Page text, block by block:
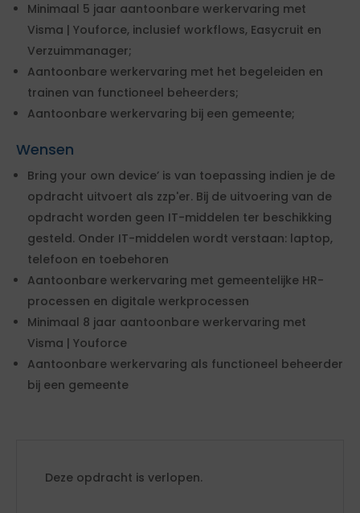
Minimaal 5 jaar aantoonbare werkervaring met
Visma | Youforce, inclusief workflows, Easycruit en
Verzuimmanager;
Aantoonbare werkervaring met het begeleiden en
trainen van functioneel beheerders;
Aantoonbare werkervaring bij een gemeente;
Wensen
Bring your own device’ is van toepassing indien je de
opdracht uitvoert als zzp'er. Bij de uitvoering van de
opdracht worden geen IT-middelen ter beschikking
gesteld. Onder IT-middelen wordt verstaan: laptop,
telefoon en toebehoren
Aantoonbare werkervaring met gemeentelijke HR-
processen en digitale werkprocessen
Minimaal 8 jaar aantoonbare werkervaring met
Visma | Youforce
Aantoonbare werkervaring als functioneel beheerder
bij een gemeente
Deze opdracht is verlopen.